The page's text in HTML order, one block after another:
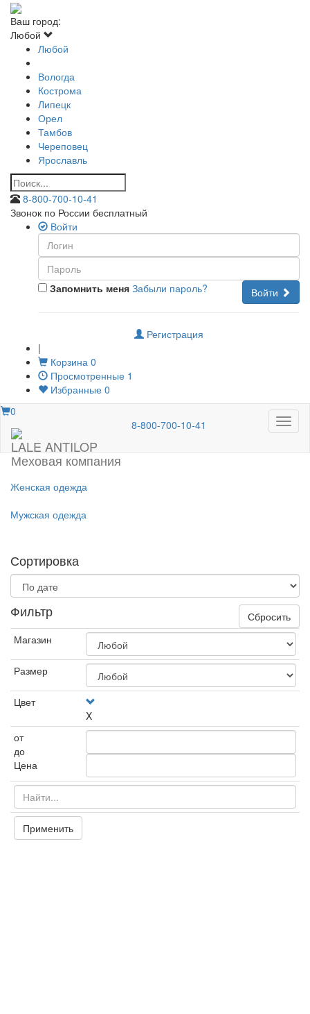
Ваш город:
Любой
Любой
Вологда
Кострома
Липецк
Орел
Тамбов
Череповец
Ярославль
8-800-700-10-41
Звонок по России бесплатный
Войти
Запомнить меня Войти
Забыли пароль?
Регистрация
|
Корзина 0
Просмотренные 1
Избранные 0
Меню
0
LALE ANTILOP
Меховая компания
8-800-700-10-41
Женская одежда
Мужская одежда
Сортировка
Фильтр
Сбросить
Магазин
Размер
Цвет
X
от
до
Цена
Применить